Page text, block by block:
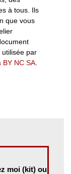
à tous. Ils
que vous
utilisée par
BY NC SA
moi (kit) ou